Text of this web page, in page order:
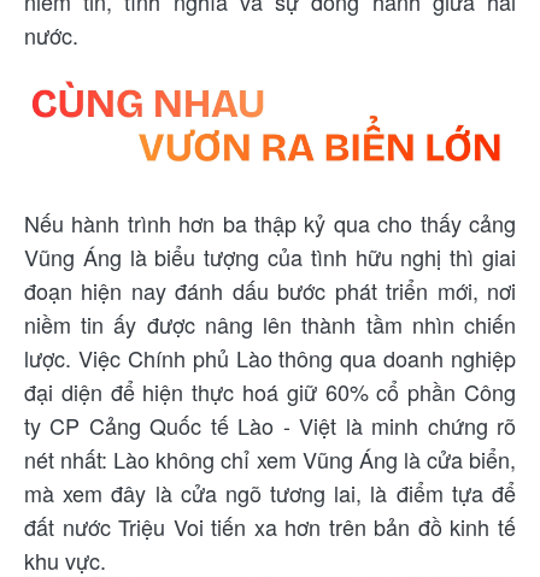
nước.
Nếu hành trình hơn ba thập kỷ qua cho thấy cảng
Vũng Áng là biểu tượng của tình hữu nghị thì giai
đoạn hiện nay đánh dấu bước phát triển mới, nơi
niềm tin ấy được nâng lên thành tầm nhìn chiến
lược. Việc Chính phủ Lào thông qua doanh nghiệp
đại diện để hiện thực hoá giữ 60% cổ phần Công
ty CP Cảng Quốc tế Lào - Việt là minh chứng rõ
nét nhất: Lào không chỉ xem Vũng Áng là cửa biển,
mà xem đây là cửa ngõ tương lai, là điểm tựa để
đất nước Triệu Voi tiến xa hơn trên bản đồ kinh tế
khu vực.